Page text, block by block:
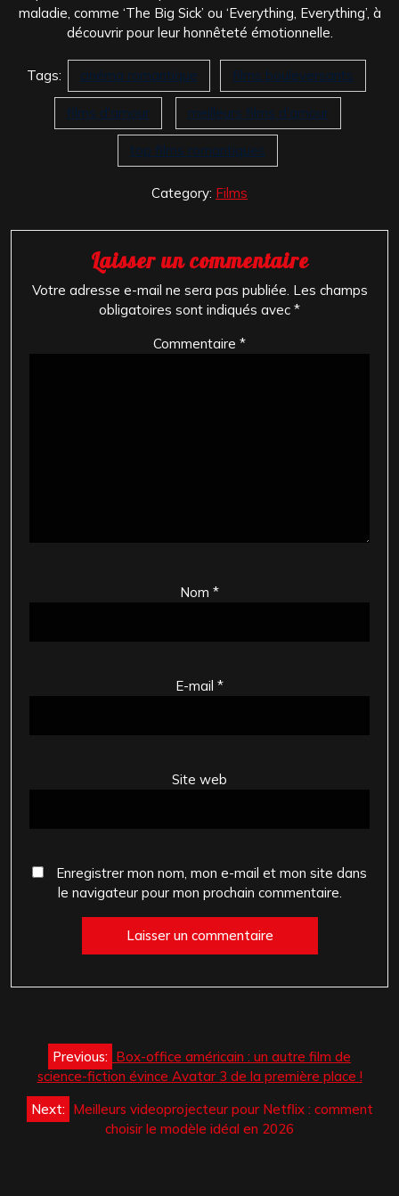
maladie, comme ‘The Big Sick’ ou ‘Everything, Everything’, à
découvrir pour leur honnêteté émotionnelle.
Tags: cinéma romantique films bouleversants
films d'amour meilleurs films d'amour
top films romantiques
Category: Films
Laisser un commentaire
Votre adresse e-mail ne sera pas publiée. Les champs
obligatoires sont indiqués avec *
Commentaire *
Nom *
E-mail *
Site web
Enregistrer mon nom, mon e-mail et mon site dans
le navigateur pour mon prochain commentaire.
Navigation
l’article
Previous: Box-office américain : un autre film de
science-fiction évince Avatar 3 de la première place !
Next: Meilleurs videoprojecteur pour Netflix : comment
choisir le modèle idéal en 2026